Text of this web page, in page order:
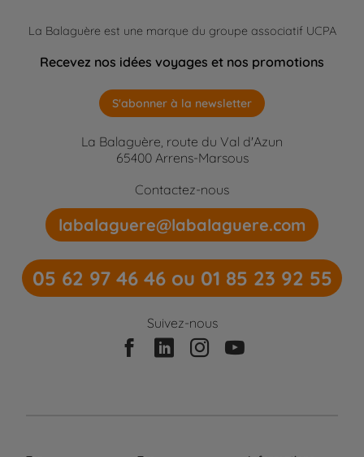
La Balaguère est une marque du groupe associatif UCPA
Recevez nos idées voyages et nos promotions
S'abonner à la newsletter
La Balaguère, route du Val d'Azun
65400 Arrens-Marsous
Contactez-nous
labalaguere@labalaguere.com
05 62 97 46 46 ou 01 85 23 92 55
Suivez-nous